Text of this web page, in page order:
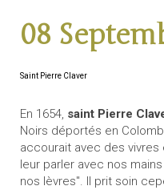
08
Saint Pierre Claver
En 1654, saint Pierre
Noirs déportés en
accourait avec des
leur parler avec nos
nos lèvres". Il prit soin